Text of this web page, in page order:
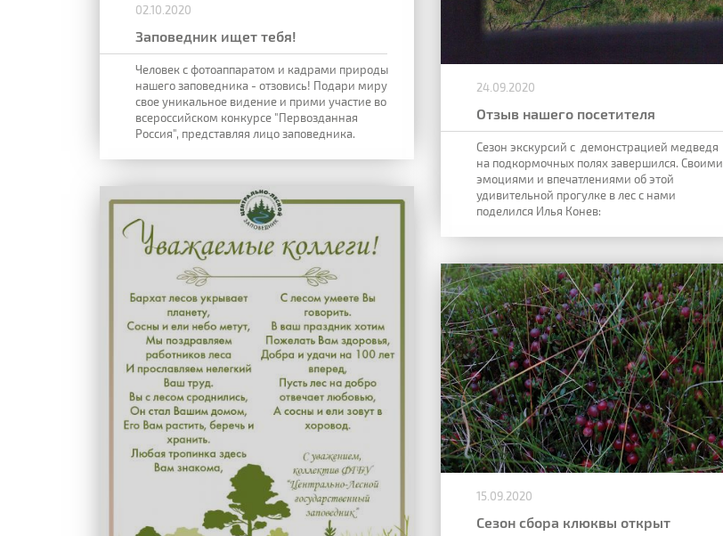
02.10.2020
Заповедник ищет тебя!
Человек с фотоаппаратом и кадрами природы
нашего заповедника - отзовись! Подари миру
свое уникальное видение и прими участие во
всероссийском конкурсе "Первозданная
Россия", представляя лицо заповедника.
24.09.2020
Отзыв нашего посетителя
Сезон экскурсий с демонстрацией медведя
на подкормочных полях завершился. Своими
эмоциями и впечатлениями об этой
удивительной прогулке в лес с нами
поделился Илья Конев:
15.09.2020
Сезон сбора клюквы открыт